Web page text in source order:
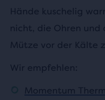
Hände kuschelig
nicht, die Ohren und
Mütze vor der Kälte
Wir empfehlen:
Momentum